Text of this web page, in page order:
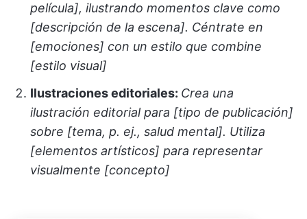
película], ilustrando momentos clave como
[descripción de la escena]. Céntrate en
[emociones] con un estilo que combine
[estilo visual]
Ilustraciones editoriales: Crea una
ilustración editorial para [tipo de publicación]
sobre [tema, p. ej., salud mental]. Utiliza
[elementos artísticos] para representar
visualmente [concepto]